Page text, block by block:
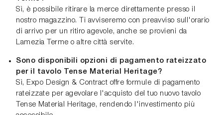
Sì, è possibile ritirare la merce direttamente presso il
nostro magazzino. Ti avviseremo con preavviso sull'orario
di arrivo per un ritiro agevole, anche se provieni da
Lamezia Terme o altre città servite.
Sono disponibili opzioni di pagamento rateizzato
per il tavolo Tense Material Heritage?
Sì, Expo Design & Contract offre formule di pagamento
rateizzate per agevolare l'acquisto del tuo nuovo tavolo
Tense Material Heritage, rendendo l'investimento più